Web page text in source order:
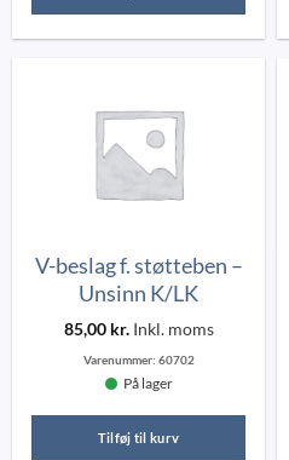
V-beslag f. støtteben –
Unsinn K/LK
85,00 kr.Inkl. moms
Varenummer: 60702
På lager
Tilføj til kurv